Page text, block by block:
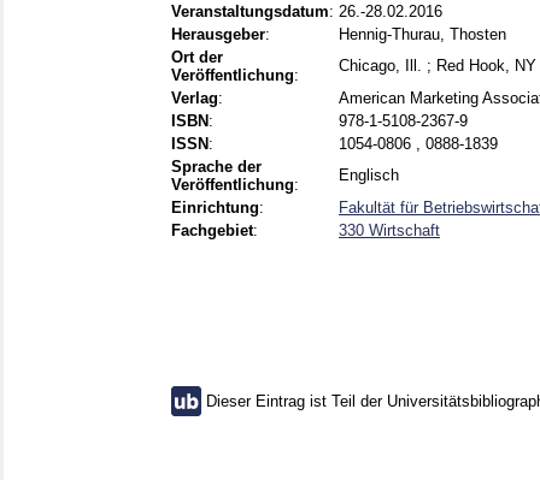
Veranstaltungsdatum: 26.-28.02.2016
Herausgeber:
Hennig-Thurau, Thosten
Ort der
Veröffentlichung:
Chicago, Ill. ; Red Hook, NY
Verlag:
American Marketing
ISBN :
978-1-5108-2367-9
ISSN :
1054-0806 , 0888-1839
Sprache der
Veröffentlichung:
Englisch
Einrichtung:
Fakultät für
Fachgebiet: 330 Wirtschaft
Dieser Eintrag ist Teil der